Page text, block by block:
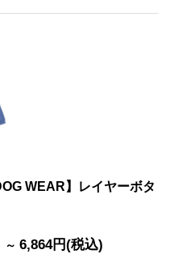
WEAR】レイヤーボタ
～ 6,864円(税込)